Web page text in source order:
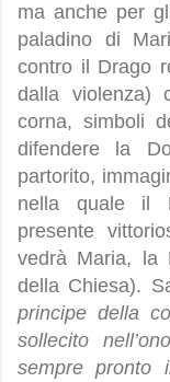
ma anche per
paladino di
contro il Drago
dalla violenza)
corna, simboli
difendere la
partorito,
nella quale il
presente
vedrà Maria, la
della Chiesa).
principe della
sollecito
sempre pronto